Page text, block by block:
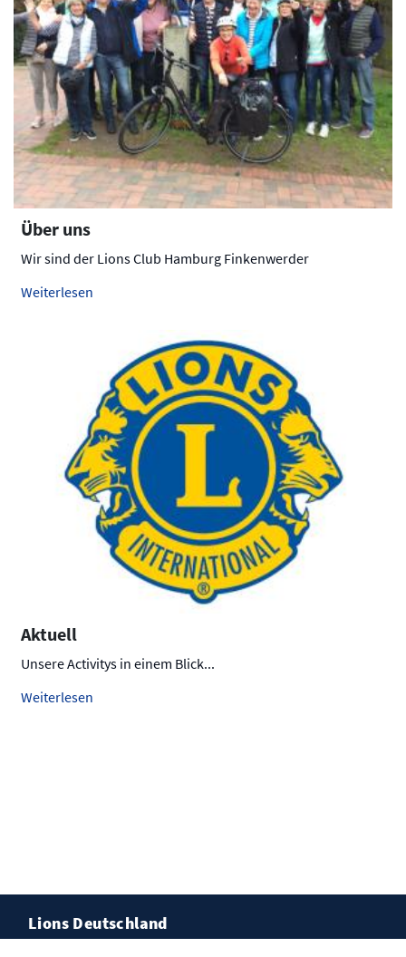
Über uns
Wir sind der Lions Club Hamburg Finkenwerder
Weiterlesen
Aktuell
Unsere Activitys in einem Blick...
Weiterlesen
Lions Deutschland